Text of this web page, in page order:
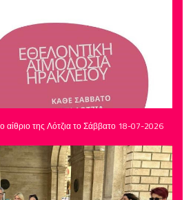
αίθριο της Λότζια το Σάββατο 18-07-2026